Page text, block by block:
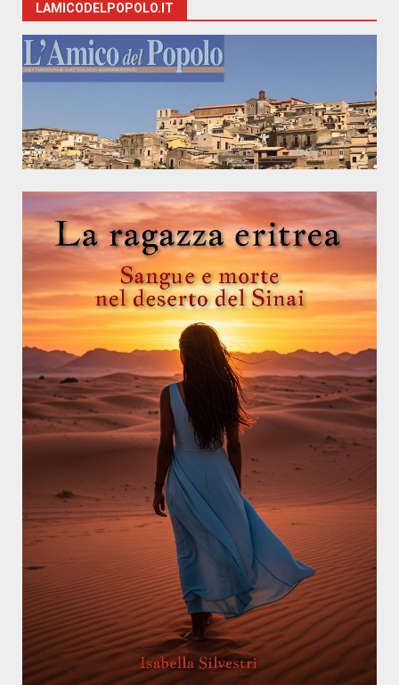
LAMICODELPOPOLO.IT